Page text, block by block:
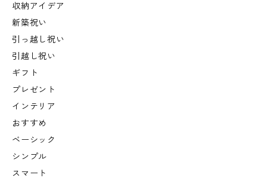
収納アイデア
新築祝い
引っ越し祝い
引越し祝い
ギフト
プレゼント
インテリア
おすすめ
ベーシック
シンプル
スマート